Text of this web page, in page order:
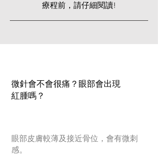
療程前，請仔細閱讀!
微針會不會很痛？眼部會出現
紅腫嗎？
眼部皮膚較薄及接近骨位，會有微刺
感。